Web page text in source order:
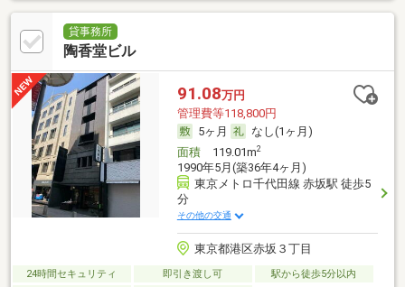
貸事務所
陶香堂ビル
91.08万円
管理費等118,800円
5ヶ月
なし(1ヶ月)
面積119.01m2
1990年5月(築36年4ヶ月)
東京メトロ千代田線 赤坂駅 徒歩5
分
その他の交通
東京都港区赤坂３丁目
24時間セキュリティ 即引き渡し可
駅から徒歩5分以内